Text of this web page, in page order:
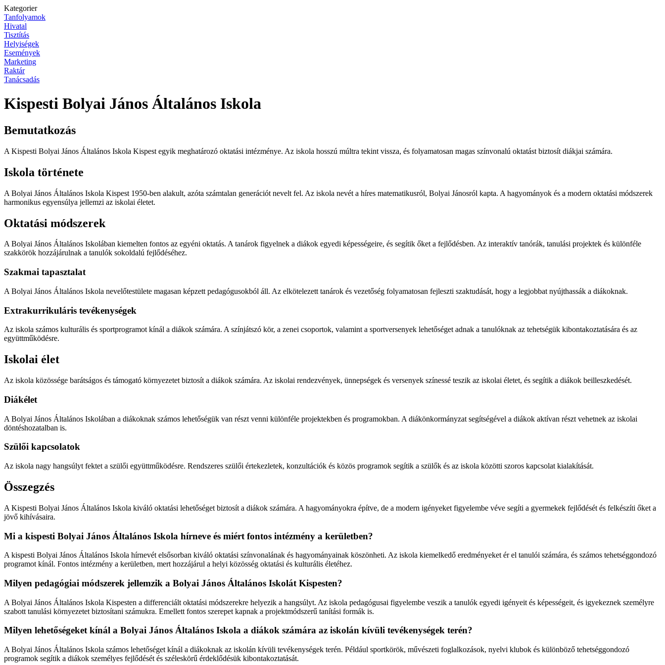
Kategorier
Tanfolyamok
Hivatal
Tisztítás
Helyiségek
Események
Marketing
Raktár
Tanácsadás
Kispesti Bolyai János Általános Iskola
Bemutatkozás
A Kispesti Bolyai János Általános Iskola Kispest egyik meghatározó oktatási intézménye. Az iskola hosszú múltra tekint vissza, és folyamatosan magas színvonalú oktatást biztosít diákjai számára.
Iskola története
A Bolyai János Általános Iskola Kispest 1950-ben alakult, azóta számtalan generációt nevelt fel. Az iskola nevét a híres matematikusról, Bolyai Jánosról kapta. A hagyományok és a modern oktatási módszerek
harmonikus egyensúlya jellemzi az iskolai életet.
Oktatási módszerek
A Bolyai János Általános Iskolában kiemelten fontos az egyéni oktatás. A tanárok figyelnek a diákok egyedi képességeire, és segítik őket a fejlődésben. Az interaktív tanórák, tanulási projektek és különféle
szakkörök hozzájárulnak a tanulók sokoldalú fejlődéséhez.
Szakmai tapasztalat
A Bolyai János Általános Iskola nevelőtestülete magasan képzett pedagógusokból áll. Az elkötelezett tanárok és vezetőség folyamatosan fejleszti szaktudását, hogy a legjobbat nyújthassák a diákoknak.
Extrakurrikuláris tevékenységek
Az iskola számos kulturális és sportprogramot kínál a diákok számára. A színjátszó kör, a zenei csoportok, valamint a sportversenyek lehetőséget adnak a tanulóknak az tehetségük kibontakoztatására és az
együttműködésre.
Iskolai élet
Az iskola közössége barátságos és támogató környezetet biztosít a diákok számára. Az iskolai rendezvények, ünnepségek és versenyek színessé teszik az iskolai életet, és segítik a diákok beilleszkedését.
Diákélet
A Bolyai János Általános Iskolában a diákoknak számos lehetőségük van részt venni különféle projektekben és programokban. A diákönkormányzat segítségével a diákok aktívan részt vehetnek az iskolai
döntéshozatalban is.
Szülői kapcsolatok
Az iskola nagy hangsúlyt fektet a szülői együttműködésre. Rendszeres szülői értekezletek, konzultációk és közös programok segítik a szülők és az iskola közötti szoros kapcsolat kialakítását.
Összegzés
A Kispesti Bolyai János Általános Iskola kiváló oktatási lehetőséget biztosít a diákok számára. A hagyományokra építve, de a modern igényeket figyelembe véve segíti a gyermekek fejlődését és felkészíti őket a
jövő kihívásaira.
Mi a kispesti Bolyai János Általános Iskola hírneve és miért fontos intézmény a kerületben?
A kispesti Bolyai János Általános Iskola hírnevét elsősorban kiváló oktatási színvonalának és hagyományainak köszönheti. Az iskola kiemelkedő eredményeket ér el tanulói számára, és számos tehetséggondozó
programot kínál. Fontos intézmény a kerületben, mert hozzájárul a helyi közösség oktatási és kulturális életéhez.
Milyen pedagógiai módszerek jellemzik a Bolyai János Általános Iskolát Kispesten?
A Bolyai János Általános Iskola Kispesten a differenciált oktatási módszerekre helyezik a hangsúlyt. Az iskola pedagógusai figyelembe veszik a tanulók egyedi igényeit és képességeit, és igyekeznek személyre
szabott tanulási környezetet biztosítani számukra. Emellett fontos szerepet kapnak a projektmódszerű tanítási formák is.
Milyen lehetőségeket kínál a Bolyai János Általános Iskola a diákok számára az iskolán kívüli tevékenységek terén?
A Bolyai János Általános Iskola számos lehetőséget kínál a diákoknak az iskolán kívüli tevékenységek terén. Például sportkörök, művészeti foglalkozások, nyelvi klubok és különböző tehetséggondozó
programok segítik a diákok személyes fejlődését és széleskörű érdeklődésük kibontakoztatását.